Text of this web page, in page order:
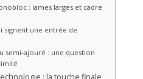
: lames larges et cadre
signent une entrée de
semi-ajouré : une question
: la touche finale